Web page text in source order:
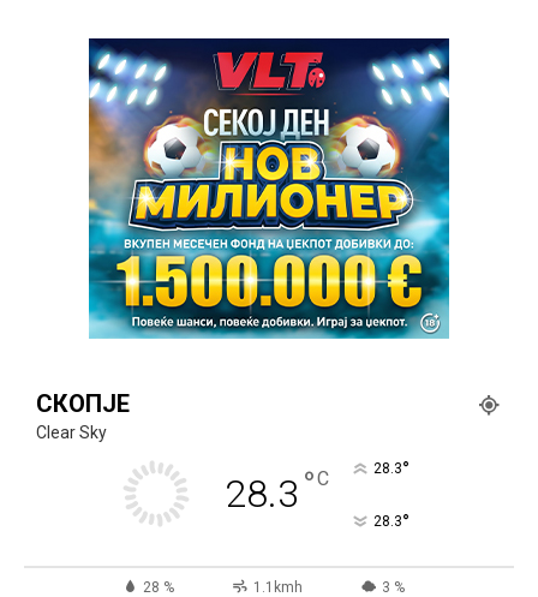
СКОПЈЕ
Clear Sky
28.3 °C 28.3°
28.3°
28 % 1.1kmh 3 %